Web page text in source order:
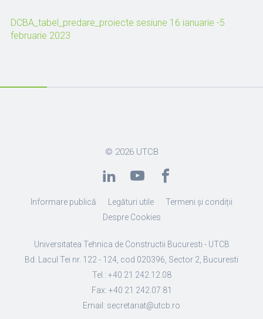
DCBA_tabel_predare_proiecte sesiune 16 ianuarie -5
februarie 2023
© 2026 UTCB
Informare publică Legături utile
Termeni și condiții
Despre Cookies
Universitatea Tehnica de Constructii Bucuresti - UTCB
Bd. Lacul Tei nr. 122 - 124, cod 020396, Sector 2, Bucuresti
Tel.: +40 21 242.12.08
Fax: +40 21 242.07.81
Email: secretariat@utcb.ro